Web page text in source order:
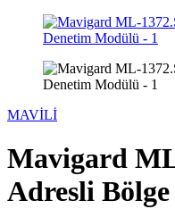
MAVİLİ
Mavigard
Adresli